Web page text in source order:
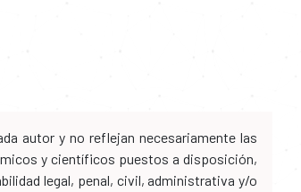
autor y no reflejan necesariamente las
y científicos puestos a disposición,
legal, penal, civil, administrativa y/o